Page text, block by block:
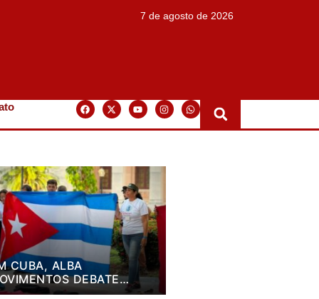
7 de agosto de 2026
CUBA, ALBA
DEBATE
DE LUTA PARA OS